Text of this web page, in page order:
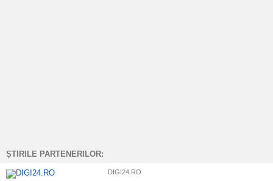
ȘTIRILE PARTENERILOR:
DIGI24.RO